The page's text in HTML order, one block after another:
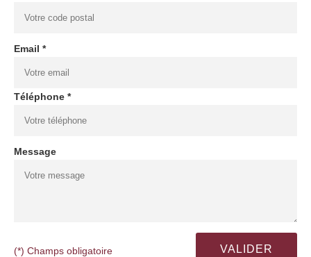
Email *
Téléphone *
Message
(*) Champs obligatoire